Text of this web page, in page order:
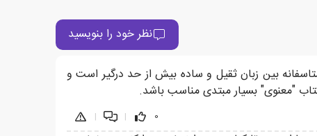
نظر خود را بنویسید
بین زبان ثقیل و ساده بیش از حد درگیر است و
"معنوی" بسیار مبتدی مناسب باشد.
0
|
|